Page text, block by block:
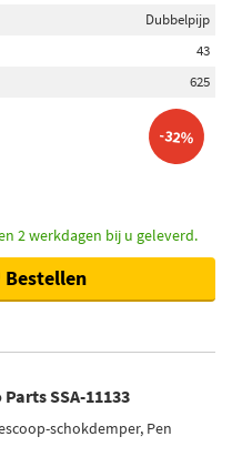
Dubbelpijp
43
625
-32%
2 werkdagen bij u geleverd.
Bestellen
SSA-11133
schokdemper, Pen